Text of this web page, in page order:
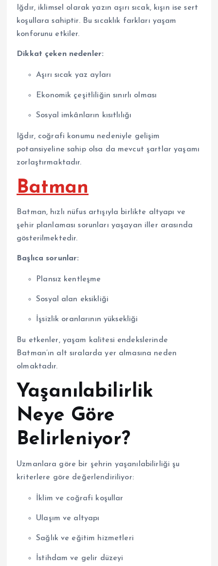
Iğdır, iklimsel olarak yazın aşırı sıcak, kışın ise sert
koşullara sahiptir. Bu sıcaklık farkları yaşam
konforunu etkiler.
Dikkat çeken nedenler:
Aşırı sıcak yaz ayları
Ekonomik çeşitliliğin sınırlı olması
Sosyal imkânların kısıtlılığı
Iğdır, coğrafi konumu nedeniyle gelişim
potansiyeline sahip olsa da mevcut şartlar yaşamı
zorlaştırmaktadır.
Batman
Batman, hızlı nüfus artışıyla birlikte altyapı ve
şehir planlaması sorunları yaşayan iller arasında
gösterilmektedir.
Başlıca sorunlar:
Plansız kentleşme
Sosyal alan eksikliği
İşsizlik oranlarının yüksekliği
Bu etkenler, yaşam kalitesi endekslerinde
Batman’ın alt sıralarda yer almasına neden
olmaktadır.
Yaşanılabilirlik
Neye Göre
Belirleniyor?
Uzmanlara göre bir şehrin yaşanılabilirliği şu
kriterlere göre değerlendiriliyor:
İklim ve coğrafi koşullar
Ulaşım ve altyapı
Sağlık ve eğitim hizmetleri
İstihdam ve gelir düzeyi